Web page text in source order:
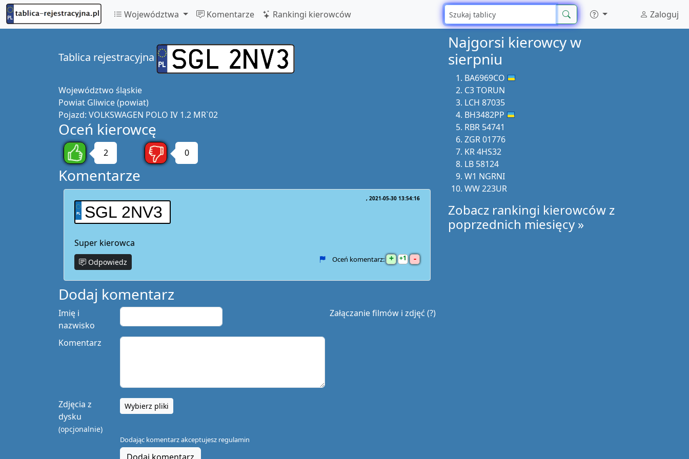
Województwa Komentarze Rankingi kierowców Zaloguj
Tablica rejestracyjna
Województwo śląskie
Powiat Gliwice (powiat)
Pojazd: VOLKSWAGEN POLO IV 1.2 MR`02
Oceń kierowcę
2 0
Komentarze
SGL 2NV3
2021-05-30 13:54:16
Super kierowca
Odpowiedz Oceń komentarz: + 1 -
Dodaj komentarz
Załączanie filmów i zdjęć (?)
Imię i
nazwisko
Komentarz
Zdjęcia z
dysku
(opcjonalnie)
Wybierz pliki
Dodając komentarz akceptujesz regulamin
Najgorsi kierowcy w
sierpniu
BA6969CO
C3 TORUN
LCH 87035
BH3482PP
RBR 54741
ZGR 01776
KR 4HS32
LB 58124
W1 NGRNI
WW 223UR
Zobacz rankingi kierowców z
poprzednich miesięcy »